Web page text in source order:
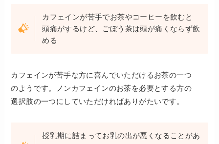
カフェインが苦手でお茶やコーヒーを飲むと
頭痛がするけど、ごぼう茶は頭が痛くならず飲
める
カフェインが苦手な方に喜んでいただけるお茶の一つ
のようです。ノンカフェインのお茶を必要とする方の
選択肢の一つにしていただければありがたいです。
授乳期に詰まってお乳の出が悪くなることがあ